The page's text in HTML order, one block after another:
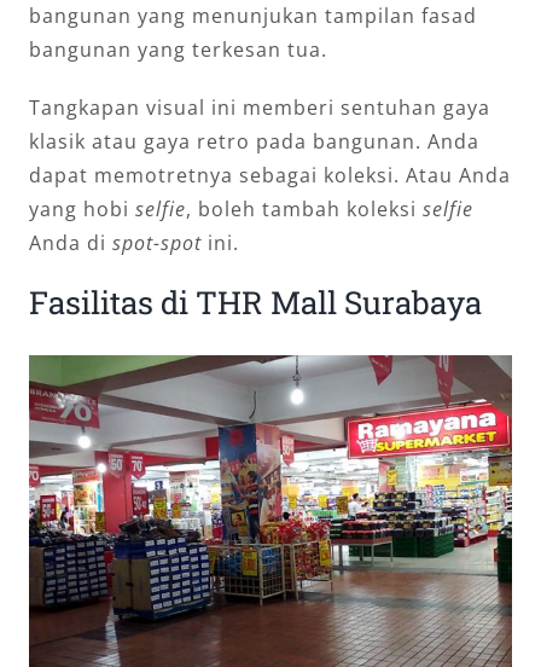
bangunan yang menunjukan tampilan fasad
bangunan yang terkesan tua.
Tangkapan visual ini memberi sentuhan gaya
klasik atau gaya retro pada bangunan. Anda
dapat memotretnya sebagai koleksi. Atau Anda
yang hobi selfie, boleh tambah koleksi selfie
Anda di spot-spotini.
Fasilitas di THR Mall Surabaya